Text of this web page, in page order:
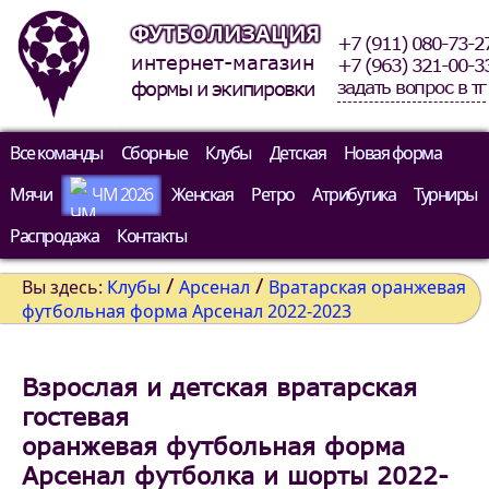
ФУТБОЛИЗАЦИЯ
интернет-магазин
формы и экипировки
+7 (911) 080-73-
+7 (963) 321-00-
задать вопрос в тг
Все команды Сборные Клубы Детская
Новая форма
Мячи
ЧМ 2026 Женская Ретро Атрибутика
Турниры
Распродажа
Контакты
Вы здесь: Клубы / Арсенал / Вратарская оранжевая
футбольная форма Арсенал 2022-2023
Взрослая и детская вратарская
гостевая
оранжевая футбольная форма
Арсенал футболка и шорты 2022-